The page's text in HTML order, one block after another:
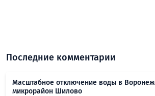
Последние комментарии
Масштабное отключение воды в
микрорайон Шилово